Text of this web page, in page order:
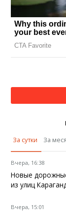
За сутки
За
Вчера, 16:38
Новые
из улиц
Вчера, 15:01